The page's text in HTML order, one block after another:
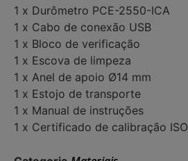
1 x Durômetro PCE-2550-ICA
1 x Cabo de conexão USB
1 x Bloco de verificação
1 x Escova de limpeza
1 x Anel de apoio Ø14 mm
1 x Estojo de transporte
1 x Manual de instruções
1 x Certificado de calibração ISO